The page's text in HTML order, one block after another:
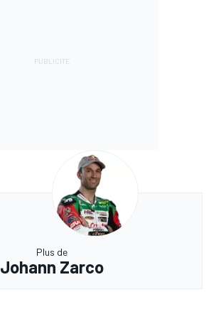
Plus de
Johann Zarco